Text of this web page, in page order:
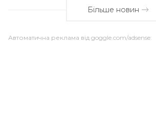
Більше новин
Автоматична реклама від goggle.com/adsense: